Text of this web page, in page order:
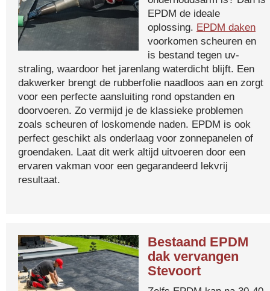
EPDM de ideale
oplossing. EPDM daken
voorkomen scheuren en
is bestand tegen uv-
straling, waardoor het jarenlang waterdicht blijft. Een
dakwerker brengt de rubberfolie naadloos aan en zorgt
voor een perfecte aansluiting rond opstanden en
doorvoeren. Zo vermijd je de klassieke problemen
zoals scheuren of loskomende naden. EPDM is ook
perfect geschikt als onderlaag voor zonnepanelen of
groendaken. Laat dit werk altijd uitvoeren door een
ervaren vakman voor een gegarandeerd lekvrij
resultaat.
Bestaand EPDM
dak vervangen
Stevoort